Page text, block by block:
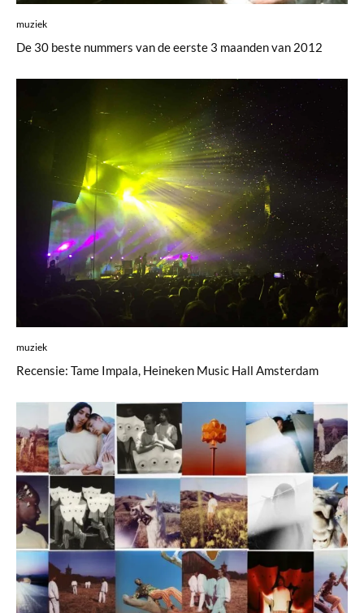
muziek
De 30 beste nummers van de eerste 3 maanden van 2012
muziek
Recensie: Tame Impala, Heineken Music Hall Amsterdam